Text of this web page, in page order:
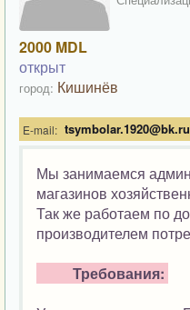
2000 MDL
открыт
город: Кишинёв
E-mail: tsymbolar.1920@bk.ru
Мы занимаемся
магазинов
Так же работаем по
производителем
Требования: